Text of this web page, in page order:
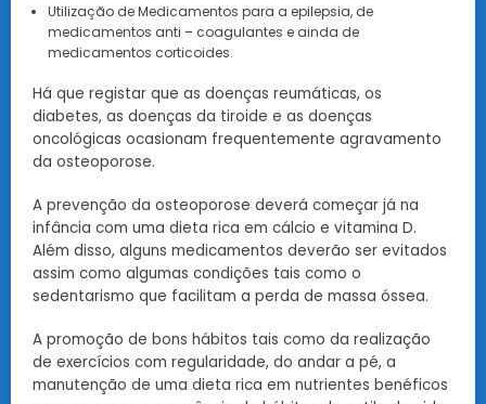
Utilização de Medicamentos para a epilepsia, de
medicamentos anti – coagulantes e ainda de
medicamentos corticoides.
Há que registar que as doenças reumáticas, os
diabetes, as doenças da tiroide e as doenças
oncológicas ocasionam frequentemente agravamento
da osteoporose.
A prevenção da osteoporose deverá começar já na
infância com uma dieta rica em cálcio e vitamina D.
Além disso, alguns medicamentos deverão ser evitados
assim como algumas condições tais como o
sedentarismo que facilitam a perda de massa óssea.
A promoção de bons hábitos tais como da realização
de exercícios com regularidade, do andar a pé, a
manutenção de uma dieta rica em nutrientes benéficos